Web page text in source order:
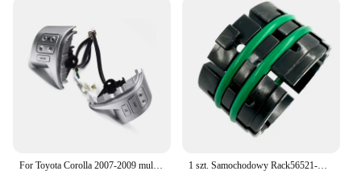
For Toyota Corolla 2007-2009 multi-function steering wheel buttons music Bluetooth phone switch cruise speed button 1 szt. Samochodowy Rack56521-D3000 kierownicy do Hyundai Tucson Kia Sportage KX5 2015-2018 części ramienia z tuleją kierownicy